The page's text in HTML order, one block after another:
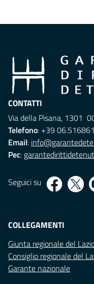
CONTATTI
Via della Pisana, 1301
Telefono: +39
Email:
Pec:
Seguici su
COLLEGAMENTI
Giunta regionale del
Consiglio regionale del
Garante nazionale